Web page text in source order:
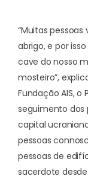
“Muitas
abrigo, e por
cave do nosso
mosteiro”,
Fundação AIS, o
seguimento dos
capital
pessoas
pessoas de
sacerdote desde